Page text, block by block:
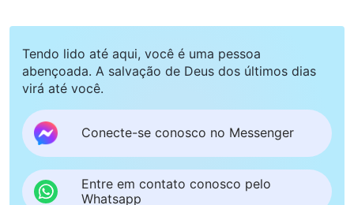
Tendo lido até aqui, você é uma pessoa
abençoada. A salvação de Deus dos últimos dias
virá até você.
Conecte-se conosco no Messenger
Entre em contato conosco pelo
Whatsapp